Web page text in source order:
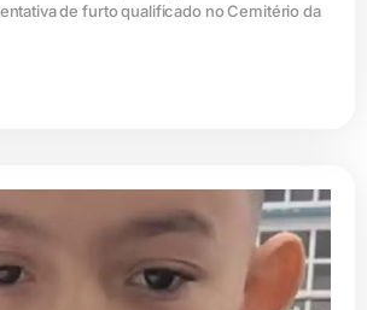
de furto qualificado no Cemitério da